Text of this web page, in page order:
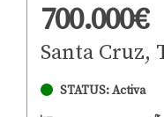
700.000€
Santa Cruz,
STATUS: Activa